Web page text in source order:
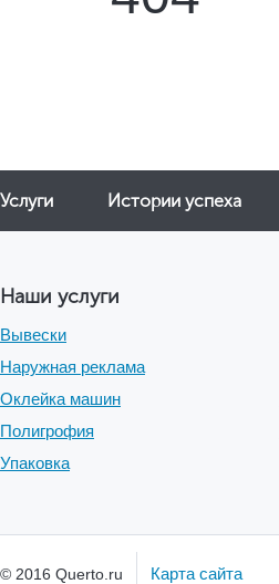
Услуги Истории успеха
Наши услуги
Вывески
Наружная реклама
Оклейка машин
Полигрофия
Упаковка
© 2016 Querto.ru Карта сайта